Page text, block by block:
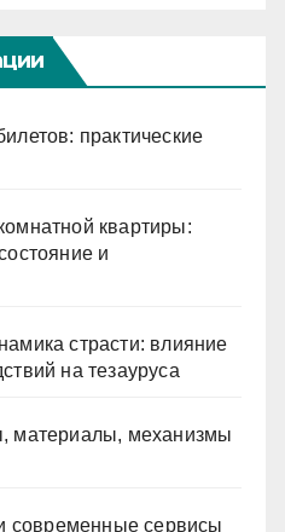
практические
квартиры:
и
страсти: влияние
на тезауруса
материалы, механизмы
современные сервисы